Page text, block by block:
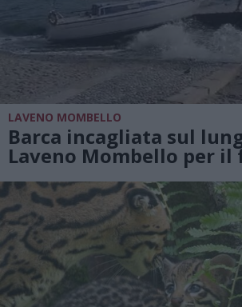
LAVENO MOMBELLO
Barca incagliata sul
Laveno Mombello per